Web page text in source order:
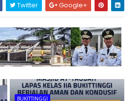
Twitter Google+
BUKITTINGGI